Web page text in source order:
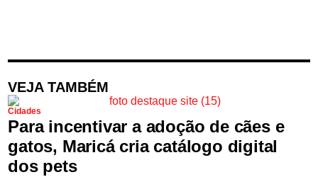
VEJA TAMBÉM
Cidades
Para incentivar a adoção de cães e
gatos, Maricá cria catálogo digital
dos pets